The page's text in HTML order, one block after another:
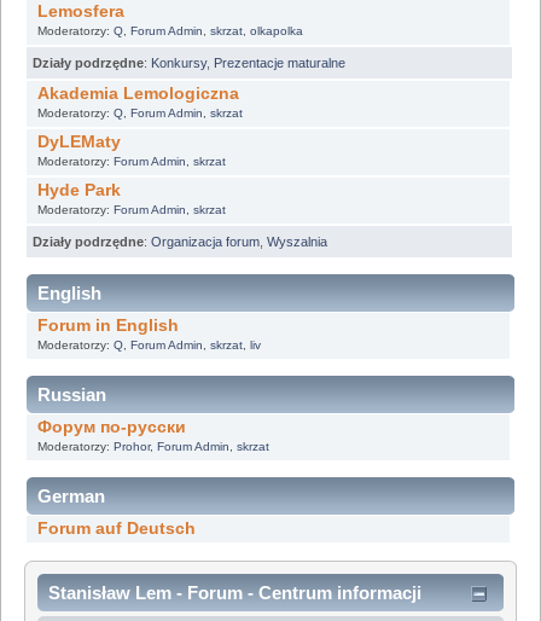
Lemosfera
Moderatorzy: Q, Forum Admin skrzat, olkapolka
Działy podrzędne: Konkursy, Prezentacje maturalne
Akademia Lemologiczna
Moderatorzy: Q, Forum Admin skrzat
DyLEMaty
Moderatorzy: Forum Admin skrzat
Hyde Park
Moderatorzy: Forum Admin skrzat
Działy podrzędne: Organizacja forum Wyszalnia
English
Forum in English
Moderatorzy: Q, Forum Admin skrzat, liv
Russian
Форум по-русски
Moderatorzy: Prohor, Forum Admin skrzat
German
Forum auf Deutsch
Stanisław Lem - Forum - Centrum informacji